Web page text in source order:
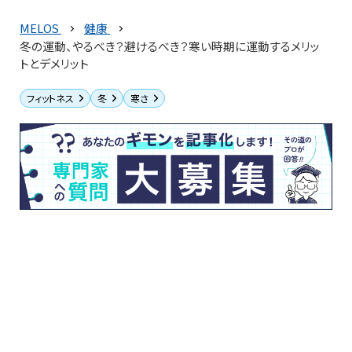
MELOS
健康
冬の運動、やるべき？避けるべき？寒い時期に運動するメリッ
トとデメリット
フィットネス 冬 寒さ